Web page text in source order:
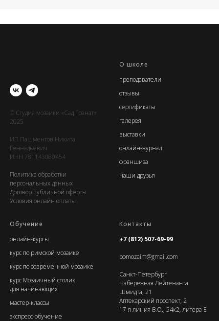
© Студия мозаики «Сад Гранат»
2025
ИП Пашментов Никита
Геннадьевич
ИНН 781143080454
Политика обработки
персональных данных
Договор публичной оферты
Условия онлайн оплаты
О школе
преподаватели
отзывы
сертификаты
галерея
выставки
онлайн-журнал
франшиза
наши друзья
Обучение
онлайн-курсы
курс по римской мозаике
курс по современной мозаике
курс Мозаичный столик
для начинающих
мастер-классы
экспресс-обучение
Контакты
+7 (812) 507-69-99
pomozaim@gmail.com
Санкт-Петербург
Набережная Лейтенанта
Шмидта, 21
Аптекарский проспект, 2
17-я линия В.О., 54к2, литера Е